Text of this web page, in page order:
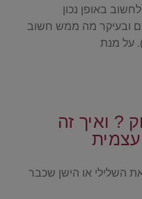
באופן נכון
ובעיקר מה ממש חשוב
על מנת
? ואיך זה
את השלילי או הישן שכבר